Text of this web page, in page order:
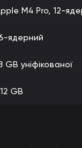
M4 Pro, 12-
ядерний
GB уніфікованої
GB